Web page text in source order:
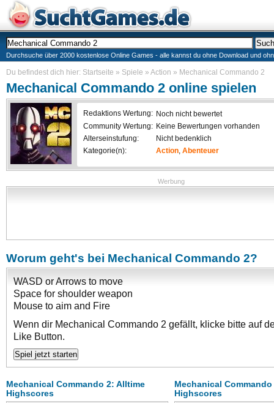
Durchsuche über 2000 kostenlose Online Games - alle kannst du ohne Download und
Du befindest dich hier: Startseite » Spiele » Action » Mechanical Commando 2
Mechanical Commando 2 online spielen
Redaktions Wertung: Noch nicht bewertet
Community Wertung: Keine Bewertungen vorhanden
Alterseinstufung:
Nicht bedenklich
Kategorie(n):
Action, Abenteuer
Werbung
Worum geht's bei Mechanical Commando 2?
WASD or Arrows to move
Space for shoulder weapon
Mouse to aim and Fire
Wenn dir Mechanical Commando 2 gefällt, klicke bitte auf
Like Button.
Mechanical Commando 2: Alltime
Highscores
Mechanical
Highscores